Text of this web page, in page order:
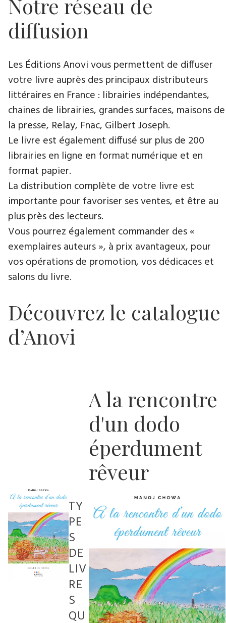
Notre réseau de
diffusion
Les Éditions Anovi vous permettent de diffuser
votre livre auprès des principaux distributeurs
littéraires en France : librairies indépendantes,
chaines de librairies, grandes surfaces, maisons de
la presse, Relay, Fnac, Gilbert Joseph.
Le livre est également diffusé sur plus de 200
librairies en ligne en format numérique et en
format papier.
La distribution complète de votre livre est
importante pour favoriser ses ventes, et être au
plus près des lecteurs.
Vous pourrez également commander des «
exemplaires auteurs », à prix avantageux, pour
vos opérations de promotion, vos dédicaces et
salons du livre.
Découvrez le catalogue
d’Anovi
A la rencontre
d'un dodo
éperdument
rêveur
TY
PE
S
DE
LIV
RE
S
QU